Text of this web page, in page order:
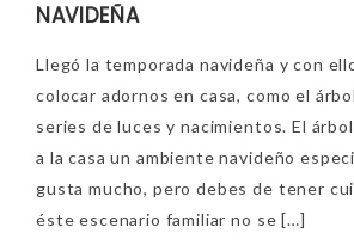
NAVIDEÑA
Llegó la temporada navideña y con
colocar adornos en casa, como el
series de luces y nacimientos. El
a la casa un ambiente navideño
gusta mucho, pero debes de tener
éste escenario familiar no se […]